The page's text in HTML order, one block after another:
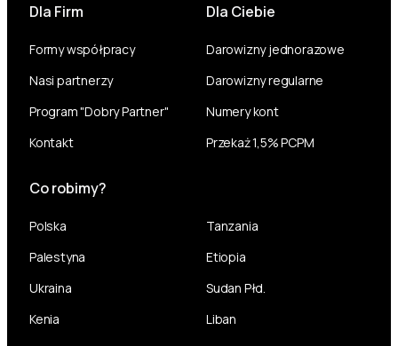
Dla Firm
Formy współpracy
Nasi partnerzy
Program "Dobry Partner"
Kontakt
Dla Ciebie
Darowizny jednorazowe
Darowizny regularne
Numery kont
Przekaż 1,5% PCPM
Co robimy?
Polska
Palestyna
Ukraina
Kenia
Tanzania
Etiopia
Sudan Płd.
Liban